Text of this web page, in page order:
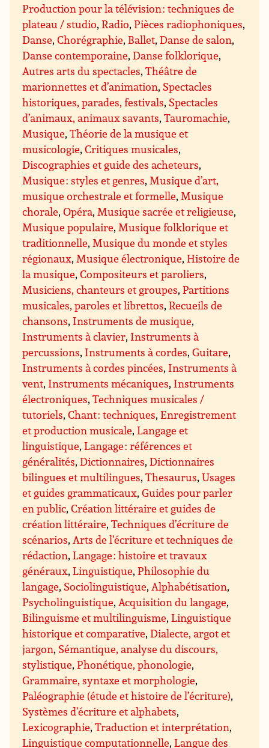
Production pour la télévision : techniques de
plateau / studio,Radio,Pièces radiophoniques,
Danse,Chorégraphie, Ballet,Danse de salon,
Danse contemporaine,Danse folklorique,
Autres arts du spectacles,Théâtre de
marionnettes et d’animation, Spectacles
historiques, parades, festivals, Spectacles
d’animaux, animaux savants,Tauromachie,
Musique,Théorie de la musique et
musicologie,Critiques musicales,
Discographies et guide des acheteurs,
Musique : styles et genres,Musique d’art,
musique orchestrale et formelle,Musique
chorale,Opéra,Musique sacrée et religieuse,
Musique populaire,Musique folklorique et
traditionnelle,Musique du monde et styles
régionaux,Musique électronique,Histoire de
la musique,Compositeurs et paroliers,
Musiciens, chanteurs et groupes,Partitions
musicales, paroles et librettos,Recueils de
chansons, Instruments de musique,
Instruments à clavier, Instruments à
percussions, Instruments à cordes,Guitare,
Instruments à cordes pincées, Instruments à
vent, Instruments mécaniques, Instruments
électroniques,Techniques musicales /
tutoriels,Chant : techniques,Enregistrement
et production musicale,Langage et
linguistique,Langage : références et
généralités,Dictionnaires,Dictionnaires
bilingues et multilingues,Thesaurus,Usages
et guides grammaticaux,Guides pour parler
en public,Création littéraire et guides de
création littéraire,Techniques d’écriture de
scénarios,Arts de l’écriture et techniques de
rédaction,Langage : histoire et travaux
généraux,Linguistique,Philosophie du
langage, Sociolinguistique,Alphabétisation,
Psycholinguistique,Acquisition du langage,
Bilinguisme et multilinguisme,Linguistique
historique et comparative,Dialecte, argot et
jargon, Sémantique, analyse du discours,
stylistique,Phonétique, phonologie,
Grammaire, syntaxe et morphologie,
Paléographie (étude et histoire de l’écriture),
Systèmes d’écriture et alphabets,
Lexicographie,Traduction et interprétation,
Linguistique computationnelle,Langue des